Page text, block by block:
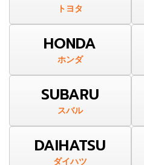
トヨタ
HONDA
ホンダ
SUBARU
スバル
DAIHATSU
ダイハツ